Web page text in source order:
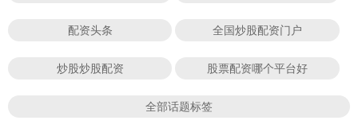
配资头条 全国炒股配资门户
炒股炒股配资 股票配资哪个平台好
全部话题标签